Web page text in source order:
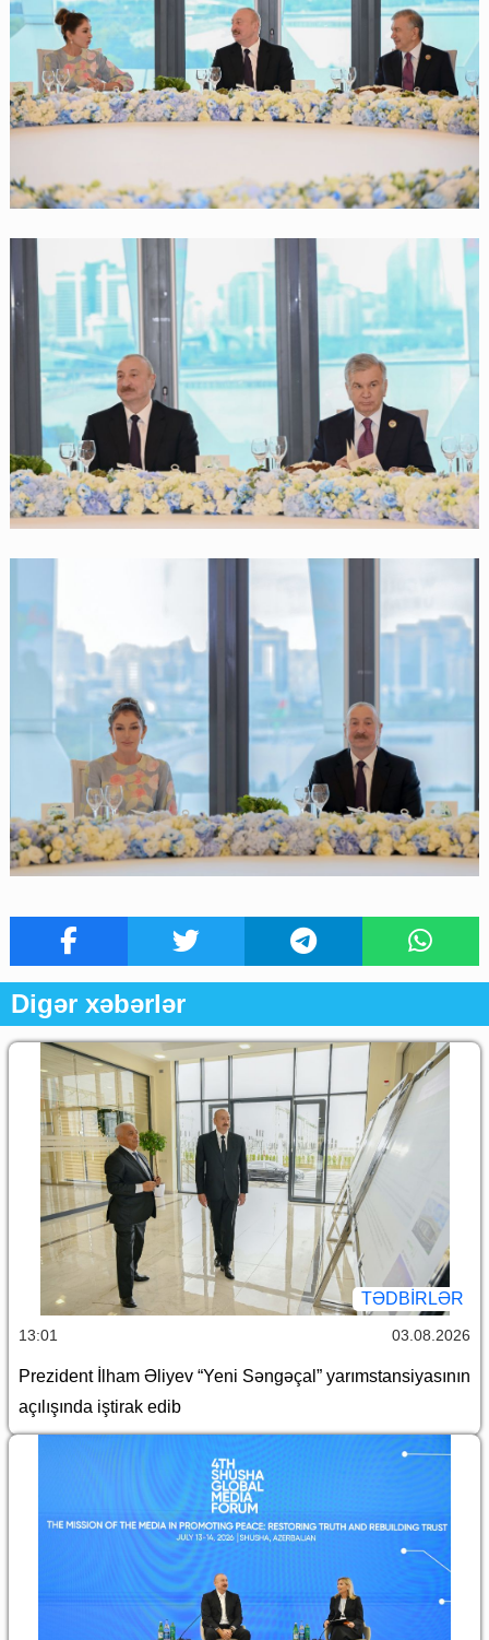
Digər xəbərlər
TƏDBIRLƏR
13:01 03.08.2026
Prezident İlham Əliyev “Yeni Səngəçal” yarımstansiyasının
açılışında iştirak edib